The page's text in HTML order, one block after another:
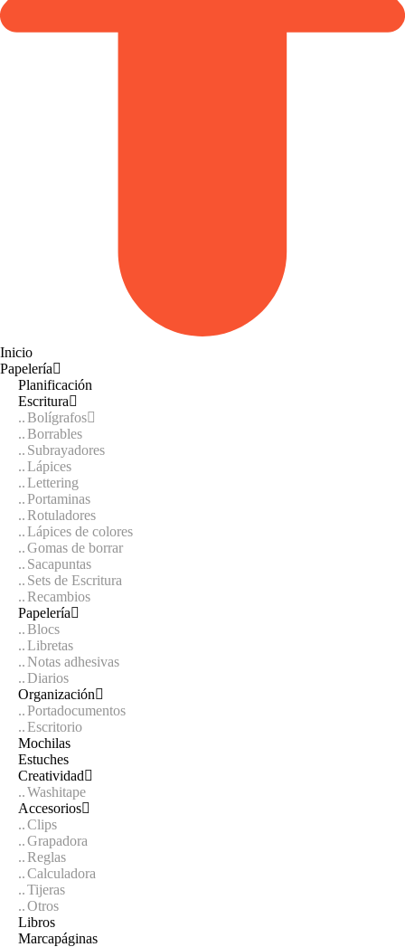
Inicio
Papelería
Planificación
Escritura
Bolígrafos
Borrables
Subrayadores
Lápices
Lettering
Portaminas
Rotuladores
Lápices de colores
Gomas de borrar
Sacapuntas
Sets de Escritura
Recambios
Papelería
Blocs
Libretas
Notas adhesivas
Diarios
Organización
Portadocumentos
Escritorio
Mochilas
Estuches
Creatividad
Washitape
Accesorios
Clips
Grapadora
Reglas
Calculadora
Tijeras
Otros
Libros
Marcapáginas